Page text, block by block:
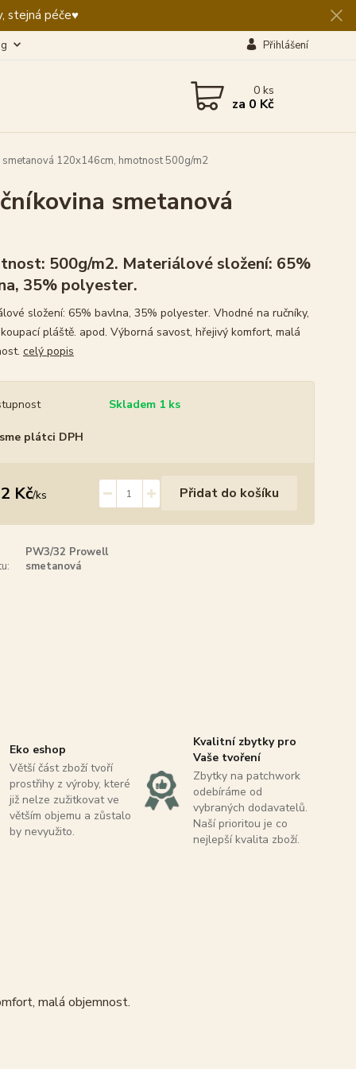
stejná péče♥️
Přihlášení
0ks
za 0 Kč
120x146cm, hmotnost 500g/m2
smetanová
500g/m2. Materiálové složení: 65%
35% polyester.
složení: 65% bavlna, 35% polyester. Vhodné na ručníky,
pláště. apod. Výborná savost, hřejivý komfort, malá
celý popis
Skladem 1 ks
plátci DPH
Kč/ks Přidat do košíku
PW3/32 Prowell
smetanová
Eko eshop
Větší část zboží tvoří
prostřihy z výroby, které
již nelze zužitkovat ve
větším objemu a zůstalo
by nevyužito.
Kvalitní zbytky pro
Vaše tvoření
Zbytky na patchwork
odebíráme od
vybraných dodavatelů.
Naší prioritou je co
nejlepší kvalita zboží.
malá objemnost.